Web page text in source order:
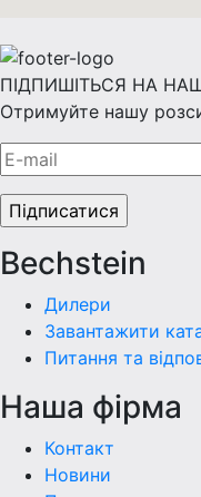
ПІДПИШІТЬСЯ НА
Отримуйте нашу
Bechstein
Дилери
Завантажити
Питання та
Наша фiрма
Контакт
Новини